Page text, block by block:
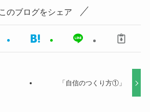
このブログをシェア
「自信のつくり方①」